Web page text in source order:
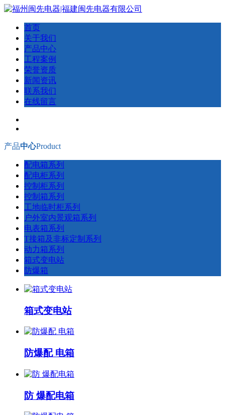
首页
关于我们
产品中心
工程案例
荣誉资质
新闻资讯
联系我们
在线留言
产品中心Product
配电箱系列
配电柜系列
控制柜系列
控制箱系列
工地临时柜系列
户外室内景观箱系列
电表箱系列
T接箱及非标定制系列
动力箱系列
箱式变电站
防爆箱
箱式变电站
防爆配 电箱
防 爆配电箱